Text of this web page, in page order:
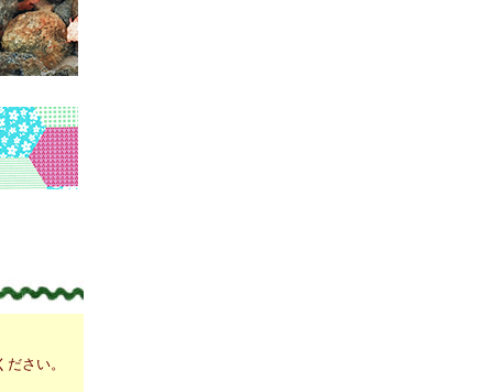
さい。